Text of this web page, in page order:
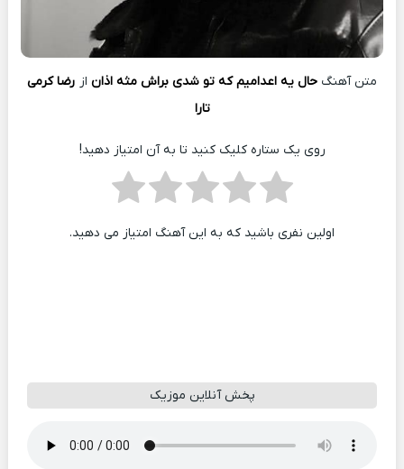
متن آهنگ ﺣﺎل ﻳﻪ اﻋﺪاﻣﻴﻢ ﻛﻪ ﺗﻮ ﺷﺪی ﺑﺮاش ﻣﺜﻪ اذان از رضا کرمی
تارا
روی یک ستاره کلیک کنید تا به آن امتیاز دهید!
اولین نفری باشید که به این آهنگ امتیاز می دهید.
پخش آنلاین موزیک